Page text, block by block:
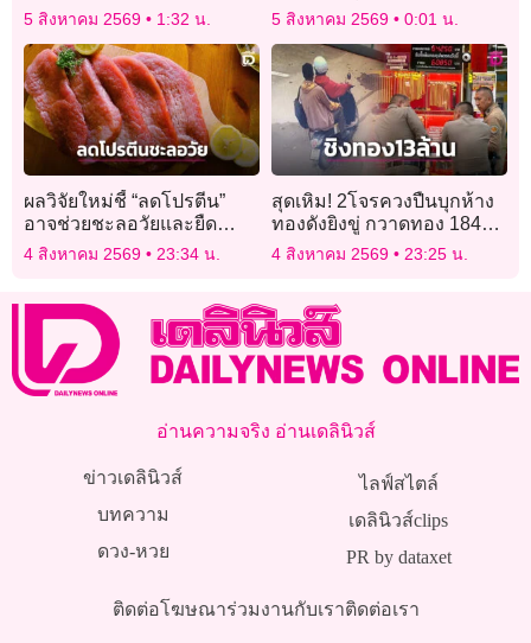
5 สิงหาคม 2569 1:32 น. 5 สิงหาคม 2569 0:01 น.
ผลวิจัยใหม่ชี้ “ลดโปรตีน”
อาจช่วยชะลอวัยและยืด
อายุขัยได้ดีกว่า
4 สิงหาคม 2569 23:34 น.
สุดเหิม! 2โจรควงปืนบุกห้าง
ทองดังยิงขู่ กวาดทอง 184
บาท ค่ากว่า 13 ล้าน
4 สิงหาคม 2569 23:25 น.
อ่านความจริง อ่านเดลินิวส์
ข่าวเดลินิวส์
บทความ
ดวง-หวย
ไลฟ์สไตล์
เดลินิวส์clips
PR by dataxet
ติดต่อโฆษณาร่วมงานกับเราติดต่อเรา